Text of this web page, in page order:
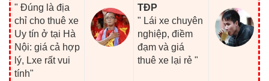
" Đúng là địa
chỉ cho thuê xe
Uy tín ở tại Hà
Nội: giá cả hợp
lý, Lxe rất vui
tính"
TĐP
" Lái xe chuyên
nghiệp, điềm
đạm và giá
thuê xe lại rẻ "